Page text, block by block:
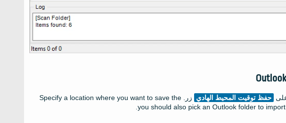
حفظ توقيت المحيط الهادي زر.Specify a location where you want to save the
you should also pick an Outlook folder to
.